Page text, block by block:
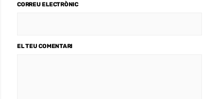
CORREU ELECTRÒNIC
EL TEU COMENTARI